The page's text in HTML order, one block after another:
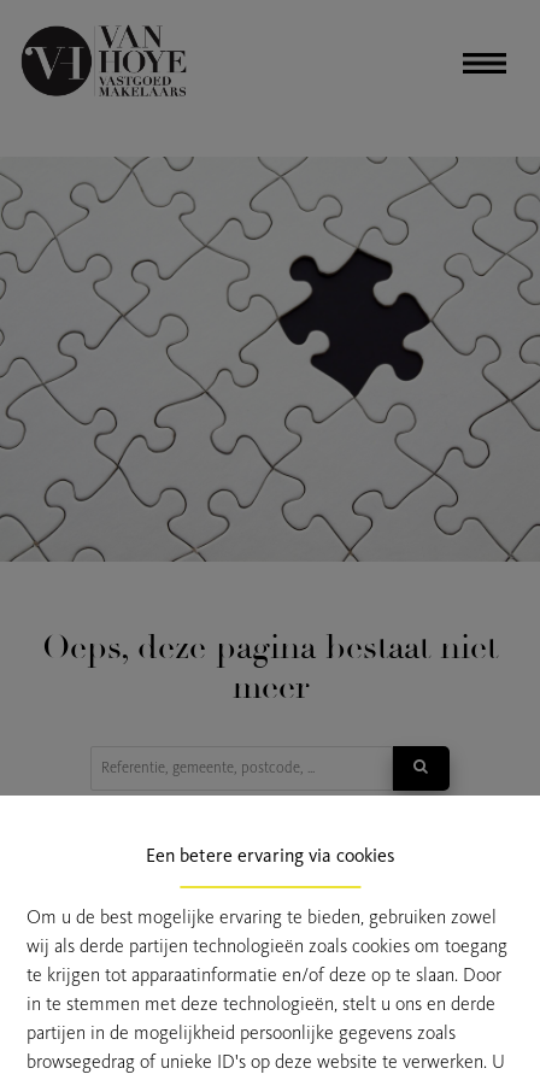
Een betere ervaring via cookies
Om u de best mogelijke ervaring te bieden, gebruiken zowel
wij als derde partijen technologieën zoals cookies om toegang
te krijgen tot apparaatinformatie en/of deze op te slaan. Door
in te stemmen met deze technologieën, stelt u ons en derde
partijen in de mogelijkheid persoonlijke gegevens zoals
browsegedrag of unieke ID's op deze website te verwerken. U
Oeps, deze pagina bestaat niet
meer